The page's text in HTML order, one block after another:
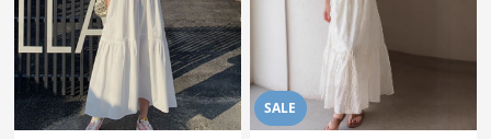
SALE